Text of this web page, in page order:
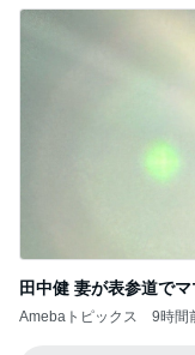
田中健 妻が表参道で
Amebaトピックス 9時間